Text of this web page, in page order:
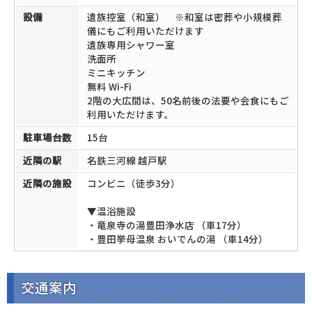
設備
遺族控室（和室） ※和室は密葬や小規模葬
儀にもご利用いただけます
遺族専用シャワー室
洗面所
ミニキッチン
無料 Wi-Fi
2階の大広間は、50名前後の法要や会食にもご
利用いただけます。
駐車場台数
15台
近隣の駅
名鉄三河線 越戸駅
近隣の施設
コンビニ（徒歩3分）
▼温浴施設
・竜泉寺の湯豊田浄水店 （車17分）
・豊田挙母温泉 おいでんの湯 （車14分）
交通案内